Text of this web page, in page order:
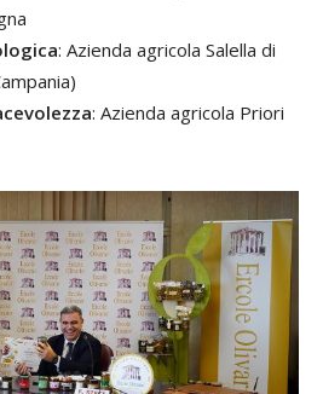
: Azienda agricola Salella di
: Azienda agricola Priori